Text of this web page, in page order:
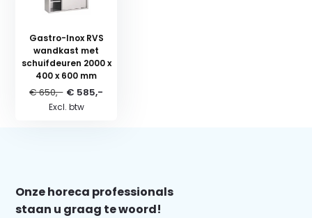
Gastro-Inox RVS
wandkast met
schuifdeuren 2000 x
400 x 600 mm
€ 650,- € 585,-
Excl. btw
Onze horeca professionals
staan u graag te woord!